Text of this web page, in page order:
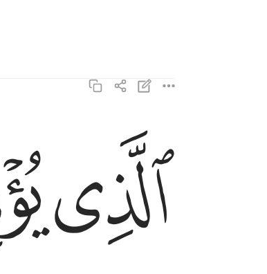
الذي يوتي ماله يتزكى ١٨
ٱلَّذِى يُؤْتِى مَالَهُۥ يَتَزَكَّىٰ ١٨
ﱤ